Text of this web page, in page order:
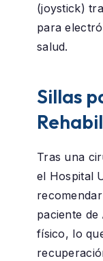
(joystick)
para
salud.
Sillas
Tras una
el Hospital
paciente de
físico, lo